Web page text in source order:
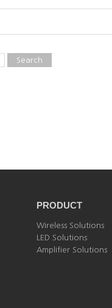
Search
PRODUCT
Wireless Solutions
LED Solutions
Amplifier Solutions